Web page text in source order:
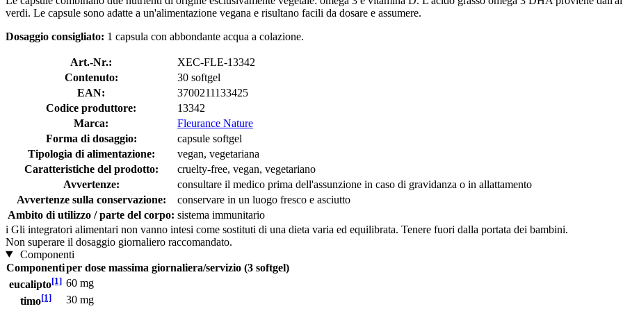
verdi. Le capsule sono adatte a un'alimentazione vegana e risultano facili da dosare e assumere.
Dosaggio consigliato: 1 capsula con abbondante acqua a colazione.
Art.-Nr.:
XEC-FLE-13342
Contenuto:
30 softgel
EAN:
3700211133425
Codice produttore:
13342
Marca:
Fleurance Nature
Forma di dosaggio:
capsule softgel
Tipologia di alimentazione:
vegan, vegetariana
Caratteristiche del prodotto:
cruelty-free, vegan, vegetariano
Avvertenze:
consultare il medico prima dell'assunzione in caso di gravidanza o in allattamento
Avvertenze sulla conservazione:
conservare in un luogo fresco e asciutto
Ambito di utilizzo / parte del corpo: sistema immunitario
i Gli integratori alimentari non vanno intesi come sostituti di una dieta varia ed equilibrata. Tenere fuori dalla portata dei bambini.
Non superare il dosaggio giornaliero raccomandato.
Componenti
Componentiper dose massima giornaliera/servizio (3 softgel)
eucalipto[1] 60 mg
timo[1] 30 mg